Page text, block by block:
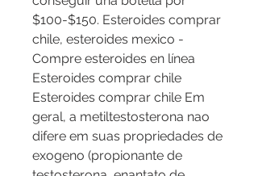
$100-$150. Esteroides comprar
chile, esteroides mexico -
Compre esteroides en línea
Esteroides comprar chile
Esteroides comprar chile Em
geral, a metiltestosterona nao
difere em suas propriedades de
exogeno (propionante de